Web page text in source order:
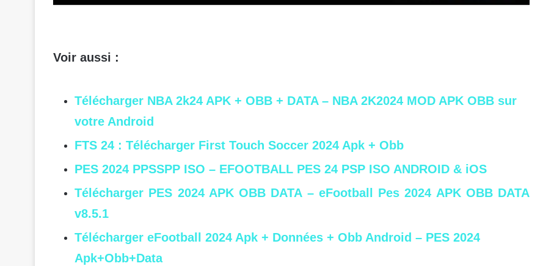
Voir aussi :
Télécharger NBA 2k24 APK + OBB + DATA – NBA 2K2024 MOD APK OBB sur
votre Android
FTS 24 : Télécharger First Touch Soccer 2024 Apk + Obb
PES 2024 PPSSPP ISO – EFOOTBALL PES 24 PSP ISO ANDROID & iOS
Télécharger PES 2024 APK OBB DATA – eFootball Pes 2024 APK OBB DATA
v8.5.1
Télécharger eFootball 2024 Apk + Données + Obb Android – PES 2024
Apk+Obb+Data